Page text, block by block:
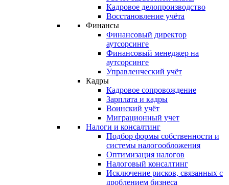
Кадровое делопроизводство
Восстановление учёта
Финансы
Финансовый директор
аутсорсинге
Финансовый менеджер на
аутсорсинге
Управленческий учёт
Кадры
Кадровое сопровождение
Зарплата и кадры
Воинский учёт
Миграционный учет
Налоги и консалтинг
Подбор формы собственности и
системы налогообложения
Оптимизация налогов
Налоговый консалтинг
Исключение рисков, связанных с
дроблением бизнеса